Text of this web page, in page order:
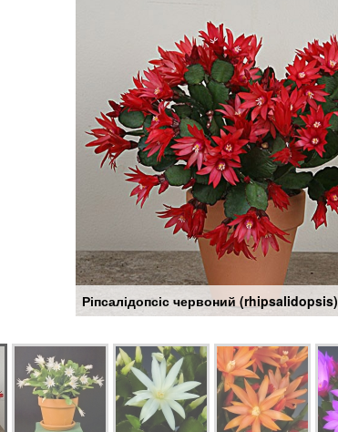
Ріпсалідопсіс червоний (rhipsalidopsis)